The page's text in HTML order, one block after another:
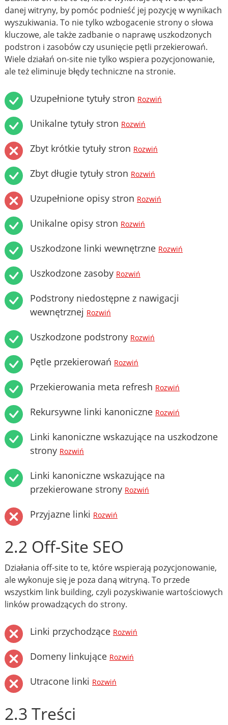
danej witryny, by pomóc podnieść jej pozycję w wynikach
wyszukiwania. To nie tylko wzbogacenie strony o słowa
kluczowe, ale także zadbanie o naprawę uszkodzonych
podstron i zasobów czy usunięcie pętli przekierowań.
Wiele działań on-site nie tylko wspiera pozycjonowanie,
ale też eliminuje błędy techniczne na stronie.
Uzupełnione tytuły stron Rozwiń
Unikalne tytuły stron Rozwiń
Zbyt krótkie tytuły stron Rozwiń
Zbyt długie tytuły stron Rozwiń
Uzupełnione opisy stron Rozwiń
Unikalne opisy stron Rozwiń
Uszkodzone linki wewnętrzne Rozwiń
Uszkodzone zasoby Rozwiń
Podstrony niedostępne z nawigacji
wewnętrznej Rozwiń
Uszkodzone podstrony Rozwiń
Pętle przekierowań Rozwiń
Przekierowania meta refresh Rozwiń
Rekursywne linki kanoniczne Rozwiń
Linki kanoniczne wskazujące na uszkodzone
strony Rozwiń
Linki kanoniczne wskazujące na
przekierowane strony Rozwiń
Przyjazne linki Rozwiń
2.2 Off-Site SEO
Działania off-site to te, które wspierają pozycjonowanie,
ale wykonuje się je poza daną witryną. To przede
wszystkim link building, czyli pozyskiwanie wartościowych
linków prowadzących do strony.
Linki przychodzące Rozwiń
Domeny linkujące Rozwiń
Utracone linki Rozwiń
2.3 Treści